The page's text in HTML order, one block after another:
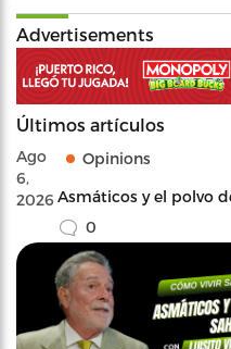
Advertisements
Últimos artículos
Ago
6,
2026
Opinions
Asmáticos y el polvo
0